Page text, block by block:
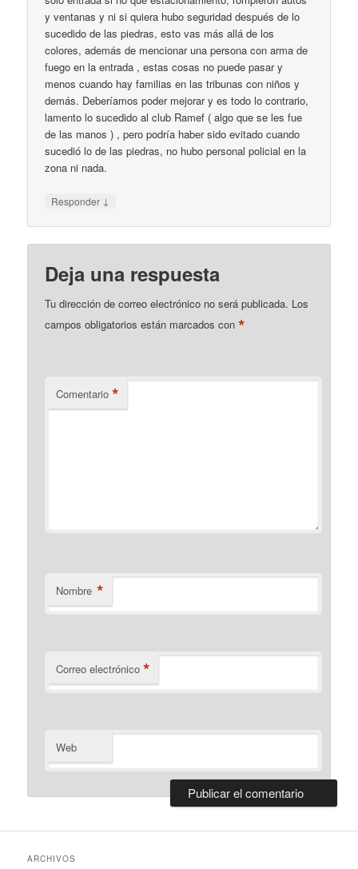
y ventanas y ni si quiera hubo seguridad después de lo
sucedido de las piedras, esto vas más allá de los
colores, además de mencionar una persona con arma de
fuego en la entrada , estas cosas no puede pasar y
menos cuando hay familias en las tribunas con niños y
demás. Deberíamos poder mejorar y es todo lo contrario,
lamento lo sucedido al club Ramef ( algo que se les fue
de las manos ) , pero podría haber sido evitado cuando
sucedió lo de las piedras, no hubo personal policial en la
zona ni nada.
Responder ↓
Deja una respuesta
Tu dirección de correo electrónico no será publicada. Los
campos obligatorios están marcados con*
Comentario *
Nombre *
Correo electrónico *
Web
ARCHIVOS